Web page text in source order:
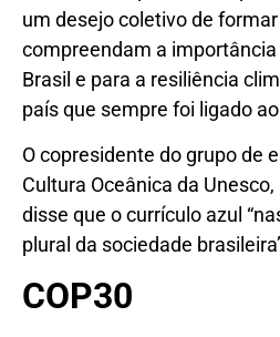
um desejo coletivo de
compreendam a
Brasil e para a resiliência
país que sempre foi ligado
O copresidente do grupo de
Cultura Oceânica da
disse que o currículo azul
plural da sociedade
COP30